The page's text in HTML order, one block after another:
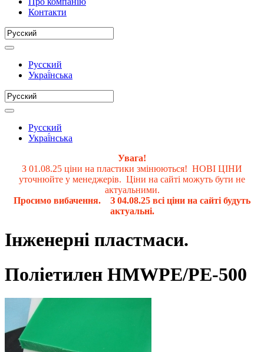
Контакти
Русский
Украї́нська
Русский
Украї́нська
Увага!
З 01.08.25 ціни на пластики змінюються! НОВІ ЦІНИ
уточнюйте у менеджерів. Ціни на сайті можуть бути не
актуальними.
Просимо вибачення. З 04.08.25 всі ціни на сайті будуть
актуальні.
Інженерні пластмаси.
Поліетилен HMWPE/РЕ-500